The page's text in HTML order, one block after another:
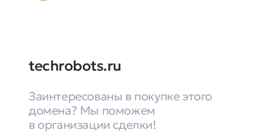
techrobots.ru
Заинтересованы в покупке этого
домена? Мы поможем
в организации сделки!